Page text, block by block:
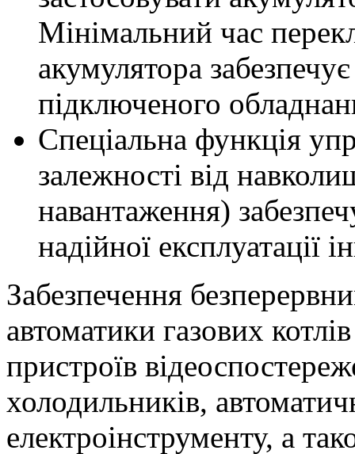
Мінімальний час
акумулятора
підключеного
Спеціальна функція
залежності від
навантаження)
надійної експлуатації
Забезпечення
автоматики газових
пристроїв
холодильників,
електроінструменту, а